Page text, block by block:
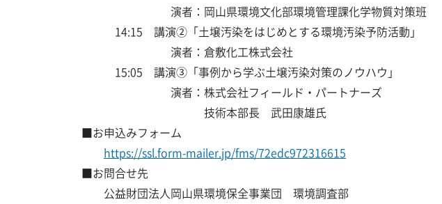
演者：岡山県環境文化部環境管理課化学物質対策班
14:15 講演②「土壌汚染をはじめとする環境汚染予防活動」
演者：倉敷化工株式会社
15:05 講演③「事例から学ぶ土壌汚染対策のノウハウ」
演者：株式会社フィールド・パートナーズ
技術本部長 武田康雄氏
■お申込みフォーム
https://ssl.form-mailer.jp/fms/72edc972316615
■お問合せ先
公益財団法人岡山県環境保全事業団 環境調査部